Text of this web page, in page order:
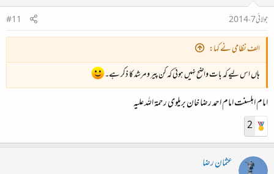
جولائی 7، 2014
#11
الف نظامی نے کہا:
ہاں اس لیے کہ بات واضح نہیں ہوئی کہ کن پیر و مرشد کا ذکر ہے۔
امام اہلسنت امام احمد رضا خان بریلوی رحمۃ اللہ علیہ
2
عثمان رضا